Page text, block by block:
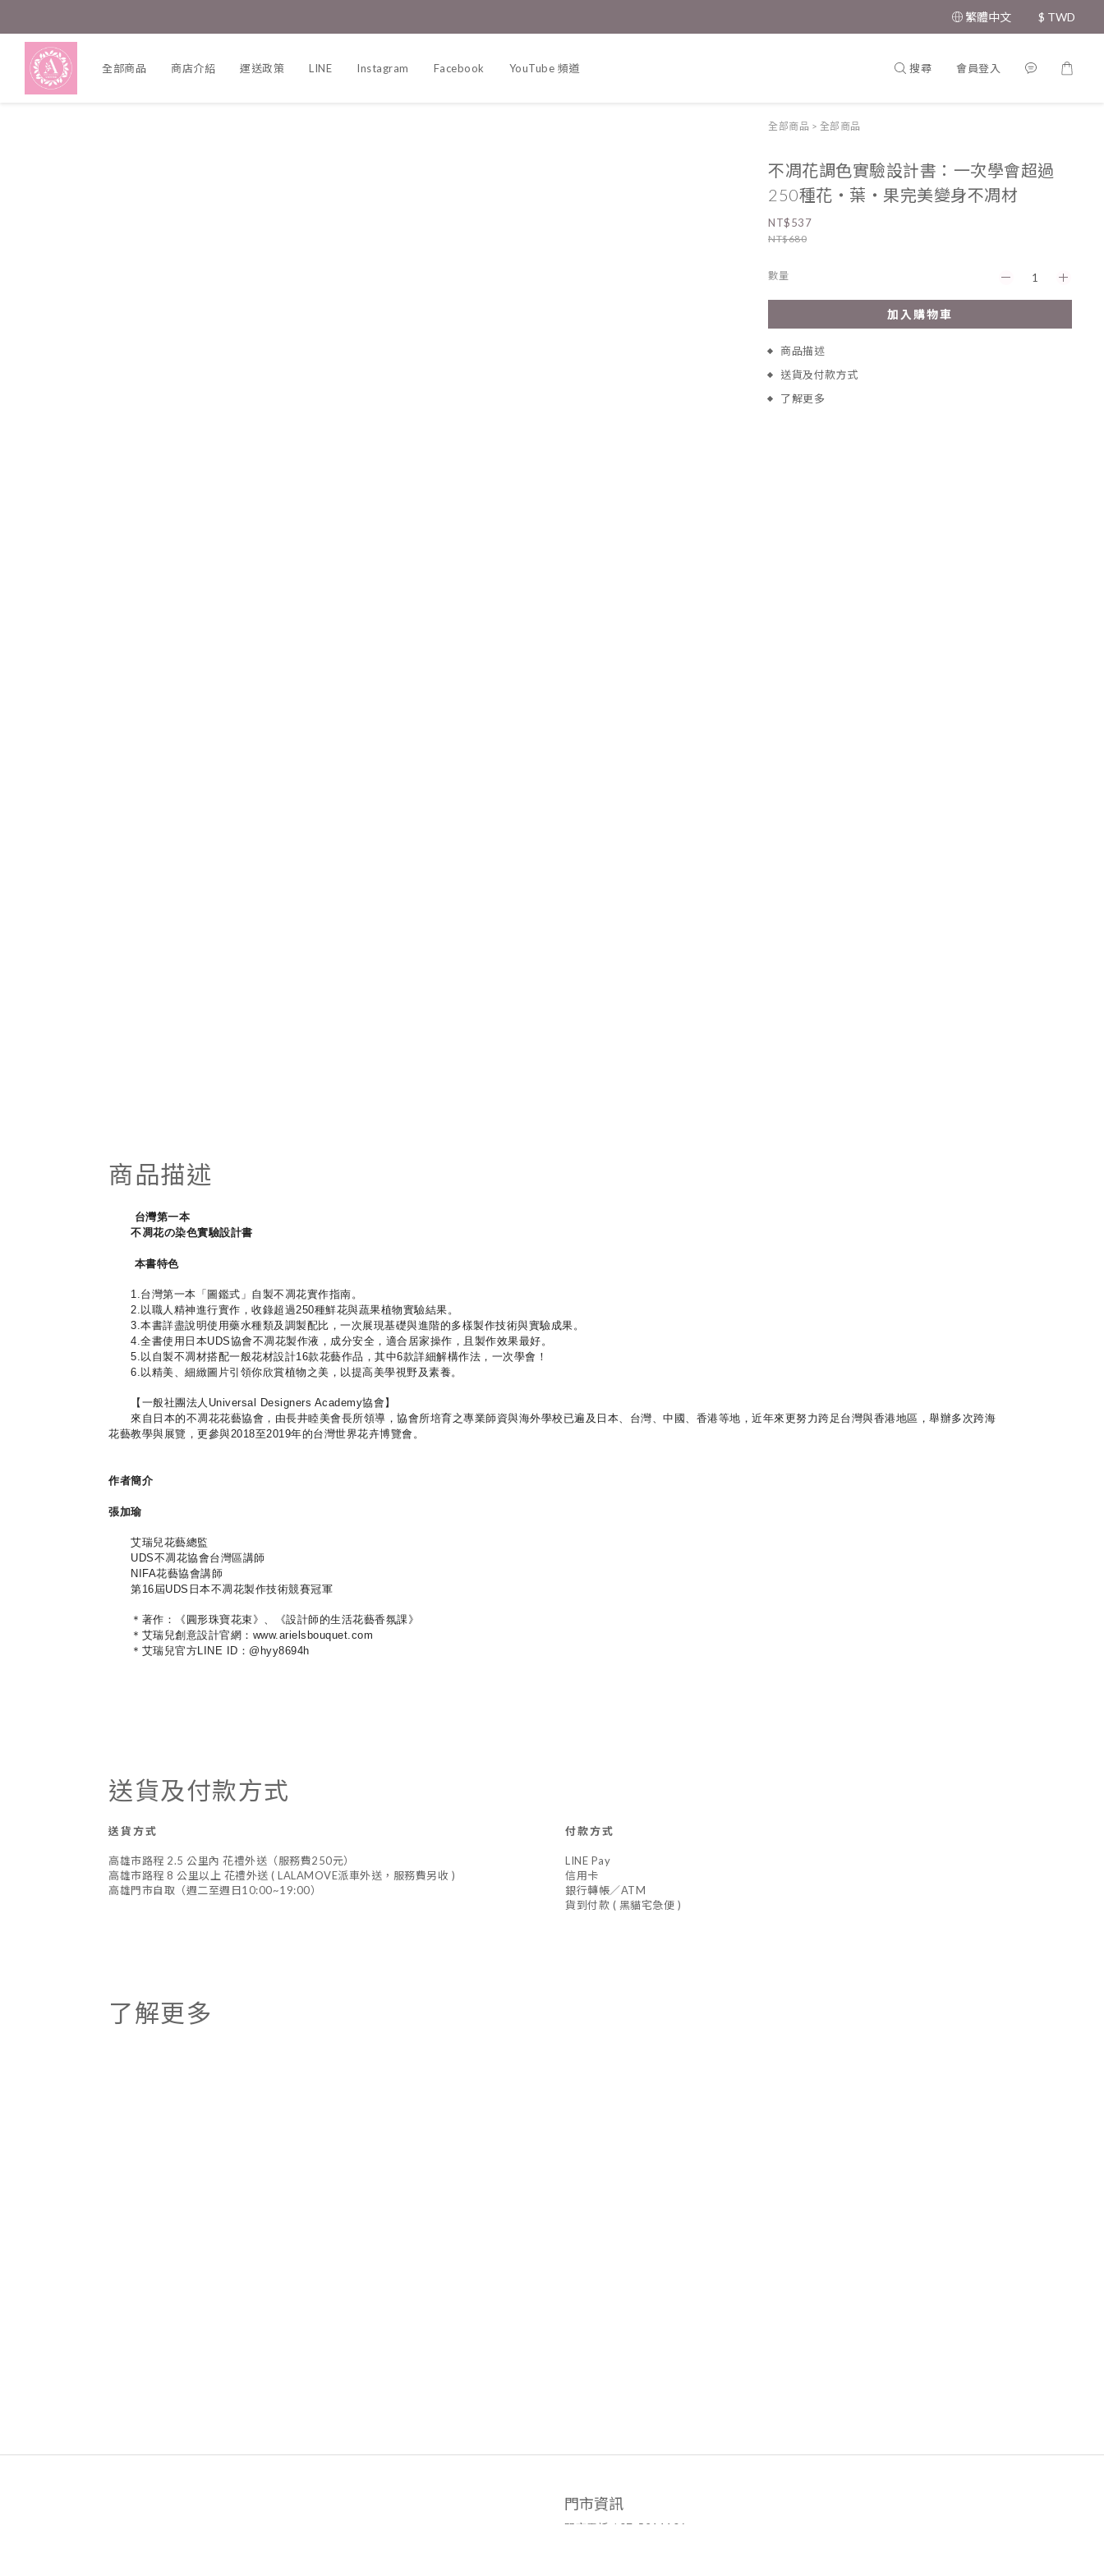
繁體中文 $ TWD
全部商品 商店介紹 運送政策 LINE Instagram Facebook YouTube 頻道 搜尋 會員登入
全部商品 > 全部商品
不凋花調色實驗設計書：一次學會超過
250種花‧葉‧果完美變身不凋材
NT$537
NT$680
數量
加入購物車
商品描述
送貨及付款方式
了解更多
商品描述
台灣第一本
不凋花の染色實驗設計書
本書特色
1.台灣第一本「圖鑑式」自製不凋花實作指南。
2.以職人精神進行實作，收錄超過250種鮮花與蔬果植物實驗結果。
3.本書詳盡說明使用藥水種類及調製配比，一次展現基礎與進階的多樣製作技術與實驗成果。
4.全書使用日本UDS協會不凋花製作液，成分安全，適合居家操作，且製作效果最好。
5.以自製不凋材搭配一般花材設計16款花藝作品，其中6款詳細解構作法，一次學會！
6.以精美、細緻圖片引領你欣賞植物之美，以提高美學視野及素養。
【一般社團法人Universal Designers Academy協會】
來自日本的不凋花花藝協會，由長井睦美會長所領導，協會所培育之專業師資與海外學校已遍及日本、台灣、中國、香港等地，近年來更努力跨足台灣與香港地區，舉辦多次跨海
花藝教學與展覽，更參與2018至2019年的台灣世界花卉博覽會。
作者簡介
張加瑜
艾瑞兒花藝總監
UDS不凋花協會台灣區講師
NIFA花藝協會講師
第16屆UDS日本不凋花製作技術競賽冠軍
＊著作：《圓形珠寶花束》、《設計師的生活花藝香氛課》
＊艾瑞兒創意設計官網：www.arielsbouquet.com
＊艾瑞兒官方LINE ID：@hyy8694h
送貨及付款方式
送貨方式
高雄市路程 2.5 公里內 花禮外送（服務費250元）
高雄市路程 8 公里以上 花禮外送 ( LALAMOVE派車外送，服務費另收 )
高雄門市自取（週二至週日10:00~19:00）
付款方式
LINE Pay
信用卡
銀行轉帳／ATM
貨到付款 ( 黑貓宅急便 )
了解更多
門市資訊
門市電話 / 07-5211106